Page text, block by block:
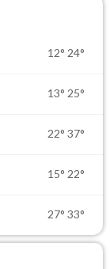
12° 24°
13° 25°
22° 37°
15° 22°
27° 33°